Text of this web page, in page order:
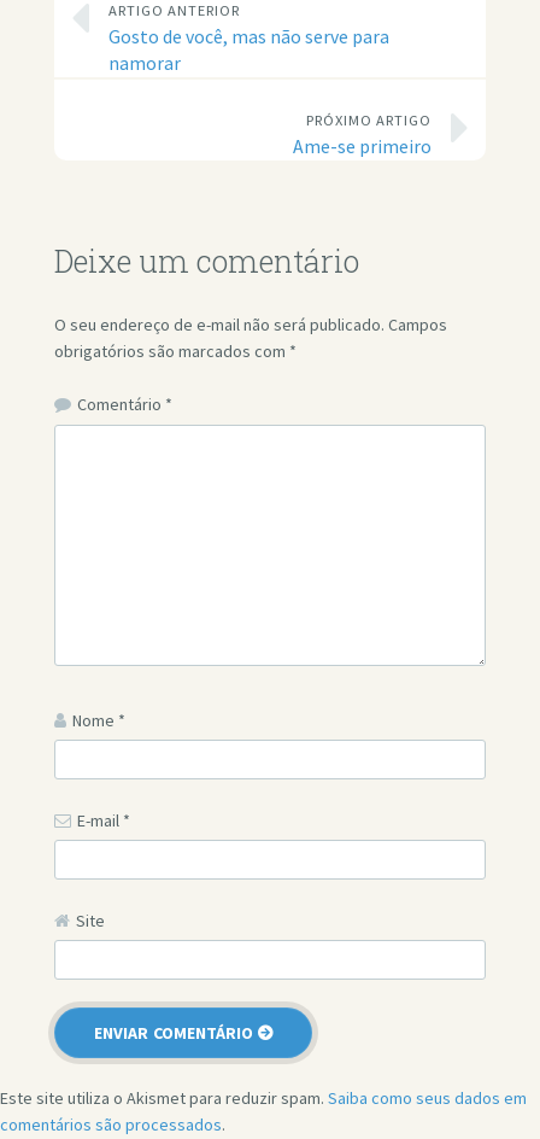
ARTIGO ANTERIOR
Gosto de você, mas não serve para
namorar
PRÓXIMO ARTIGO
Ame-se primeiro
Deixe um comentário
O seu endereço de e-mail não será publicado. Campos
obrigatórios são marcados com *
Comentário *
Nome *
E-mail *
Site
Este site utiliza o Akismet para reduzir spam. Saiba como seus dados em
comentários são processados.